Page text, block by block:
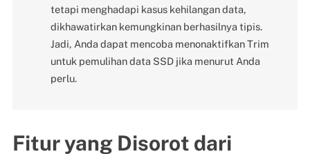
tetapi menghadapi kasus kehilangan data,
dikhawatirkan kemungkinan berhasilnya tipis.
Jadi, Anda dapat mencoba menonaktifkan Trim
untuk pemulihan data SSD jika menurut Anda
perlu.
Fitur yang Disorot dari